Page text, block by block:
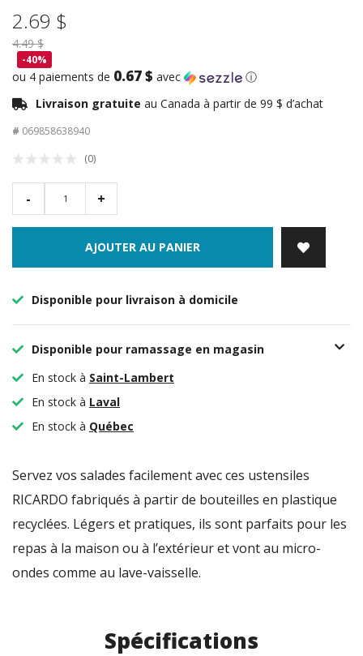
2.69 $
4.49 $
-40%
ou 4 paiements de 0.67 $ avec
ⓘ
Livraison gratuite au Canada à partir de 99 $ d’achat
# 069858638940
(0)
- +
AJOUTER AU PANIER
Disponible pour livraison à domicile
Disponible pour ramassage en magasin
En stock à Saint-Lambert
En stock à Laval
En stock à Québec
Servez vos salades facilement avec ces ustensiles
RICARDO fabriqués à partir de bouteilles en plastique
recyclées. Légers et pratiques, ils sont parfaits pour les
repas à la maison ou à l’extérieur et vont au micro-
ondes comme au lave-vaisselle.
Spécifications